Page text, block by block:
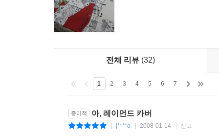
전체 리뷰 (32)
1 2 3 4 5 6 7
종이책 아, 레이먼드 카버
j****o 2008-01-14 신고